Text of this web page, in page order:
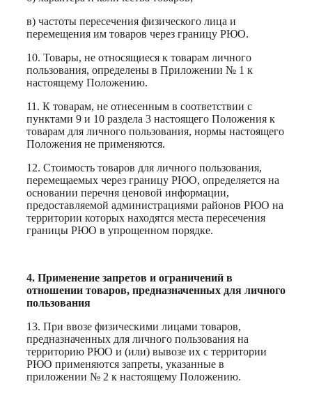
в) частоты пересечения физического лица и
перемещения им товаров через границу РЮО.
10. Товары, не относящиеся к товарам личного
пользования, определены в Приложении № 1 к
настоящему Положению.
11. К товарам, не отнесенным в соответствии с
пунктами 9 и 10 раздела 3 настоящего Положения к
товарам для личного пользования, нормы настоящего
Положения не применяются.
12. Стоимость товаров для личного пользования,
перемещаемых через границу РЮО, определяется на
основании перечня ценовой информации,
предоставляемой администрациями районов РЮО на
территории которых находятся места пересечения
границы РЮО в упрощенном порядке.
4. Применение запретов и ограничений в
отношении товаров, предназначенных для личного
пользования
13. При ввозе физическими лицами товаров,
предназначенных для личного пользования на
территорию РЮО и (или) вывозе их с территории
РЮО применяются запреты, указанные в
приложении № 2 к настоящему Положению.